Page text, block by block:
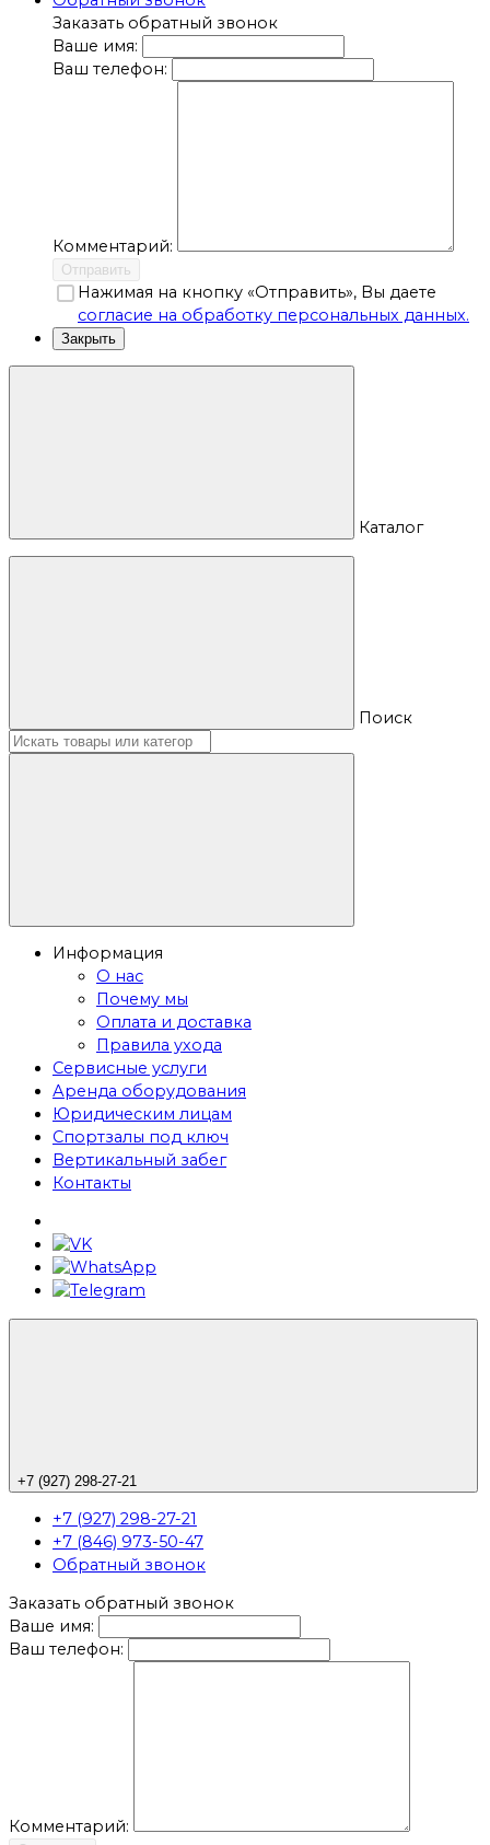
Заказать обратный звонок
Ваше имя:
Ваш телефон:
Комментарий:
Отправить
Нажимая на кнопку «Отправить», Вы даете
согласие на обработку персональных данных.
Закрыть
Каталог
Поиск
Информация
О нас
Почему мы
Оплата и доставка
Правила ухода
Сервисные услуги
Аренда оборудования
Юридическим лицам
Спортзалы под ключ
Вертикальный забег
Контакты
+7 (927) 298-27-21
+7 (927) 298-27-21
+7 (846) 973-50-47
Обратный звонок
Заказать обратный звонок
Ваше имя:
Ваш телефон:
Комментарий: